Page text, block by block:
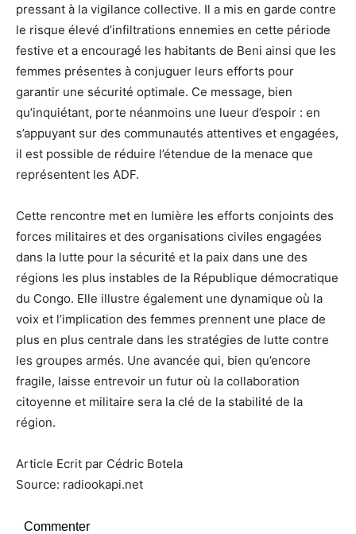
pressant à la vigilance collective. Il a mis en garde contre
le risque élevé d’infiltrations ennemies en cette période
festive et a encouragé les habitants de Beni ainsi que les
femmes présentes à conjuguer leurs efforts pour
garantir une sécurité optimale. Ce message, bien
qu’inquiétant, porte néanmoins une lueur d’espoir : en
s’appuyant sur des communautés attentives et engagées,
il est possible de réduire l’étendue de la menace que
représentent les ADF.
Cette rencontre met en lumière les efforts conjoints des
forces militaires et des organisations civiles engagées
dans la lutte pour la sécurité et la paix dans une des
régions les plus instables de la République démocratique
du Congo. Elle illustre également une dynamique où la
voix et l’implication des femmes prennent une place de
plus en plus centrale dans les stratégies de lutte contre
les groupes armés. Une avancée qui, bien qu’encore
fragile, laisse entrevoir un futur où la collaboration
citoyenne et militaire sera la clé de la stabilité de la
région.
Article Ecrit par Cédric Botela
Source: radiookapi.net
Commenter